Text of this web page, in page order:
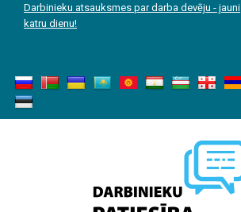
Darbinieku atsauksmes par darba devēju - jauni
katru dienu!